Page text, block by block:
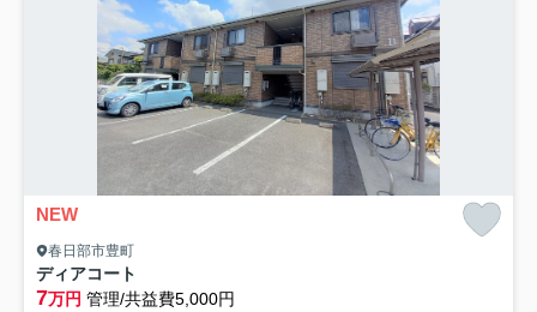
NEW
春日部市豊町
ディアコート
7万円 管理/共益費5,000円